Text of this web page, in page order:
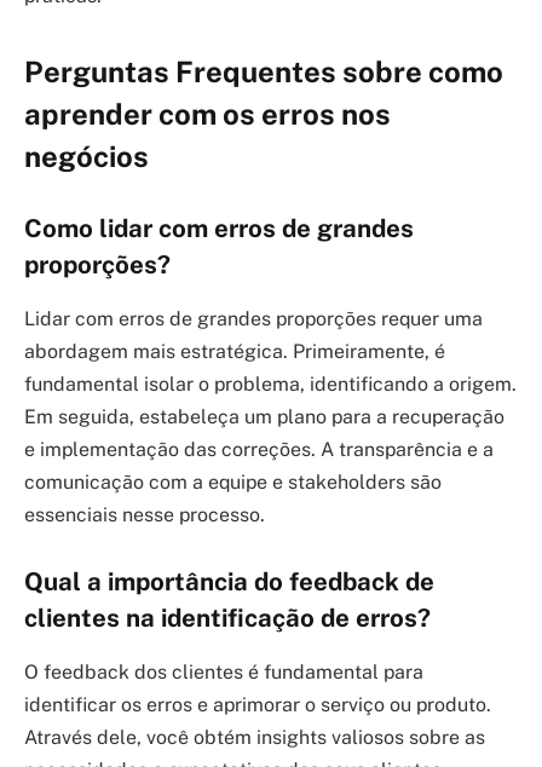
Perguntas Frequentes sobre como
aprender com os erros nos
negócios
Como lidar com erros de grandes
proporções?
Lidar com erros de grandes proporções requer uma
abordagem mais estratégica. Primeiramente, é
fundamental isolar o problema, identificando a origem.
Em seguida, estabeleça um plano para a recuperação
e implementação das correções. A transparência e a
comunicação com a equipe e stakeholders são
essenciais nesse processo.
Qual a importância do feedback de
clientes na identificação de erros?
O feedback dos clientes é fundamental para
identificar os erros e aprimorar o serviço ou produto.
Através dele, você obtém insights valiosos sobre as